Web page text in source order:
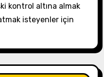
kontrol altına almak
isteyenler için